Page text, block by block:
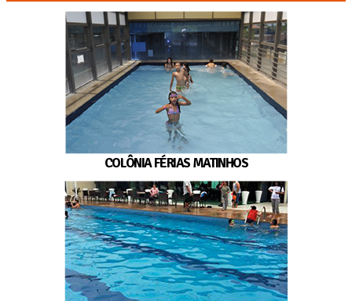
COLÔNIA FÉRIAS MATINHOS